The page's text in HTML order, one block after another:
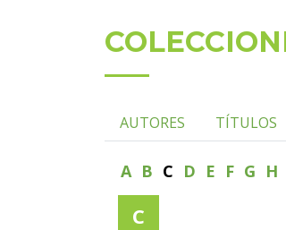
AUTORES TÍTULOS
A B C D E F G H
C